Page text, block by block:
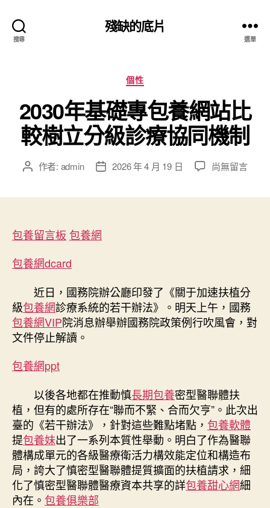
搜尋
殘缺的底片
選單
分
類
個性
2030年基礎專包養網站比
較樹立分級診療協同機制
文 作者: admin
文
期
2026 年 4 月 19 日
在
站
比
較
樹
療
協
同
機
制〉
中
尚無留言
包養留言板 包養網
包養網dcard
近日，國務院辦公廳印發了《關于加速扶植分
級包養網診療系統的若干辦法》。明天上午，國務
包養網VIP院消息辦舉辦國務院政策例行吹風會，對
文件停止解讀。
包養網ppt
以後各地都在推動慎長期包養密型醫聯體扶
植，但有的處所存在“聯而不緊、合而欠亨”。此次出
臺的《若干辦法》，針對這些難點堵點， 包養軟體
提包養妹出了一系列本質性舉動。明白了作為醫聯
體構成單元的各級醫療衛活力構效能定位和構造布
局，誇大了慎密型醫聯體提質擴面的扶植請求，細
化了慎密型醫聯體醫療資本共享的詳包養甜心網細
內在。 包養俱樂部